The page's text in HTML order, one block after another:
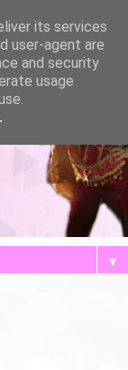
▼
its services
user-agent are
and security
usage